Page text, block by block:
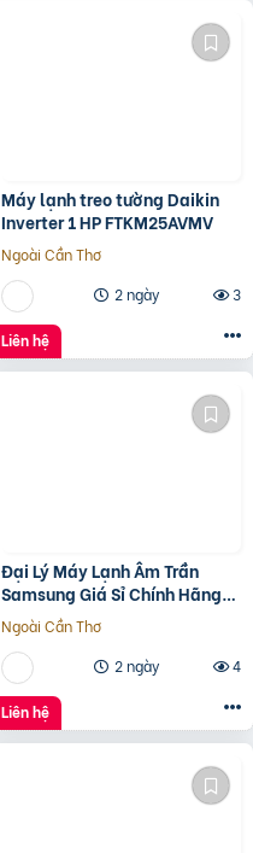
Máy lạnh treo tường Daikin
Inverter 1 HP FTKM25AVMV
Ngoài Cần Thơ
2 ngày
3
Liên hệ
Đại Lý Máy Lạnh Âm Trần
Samsung Giá Sỉ Chính Hãng
Tại TP.HCM
Ngoài Cần Thơ
2 ngày
4
Liên hệ